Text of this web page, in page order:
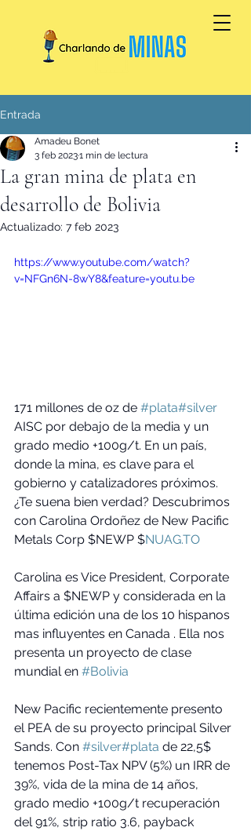
Entrada
La gran mina de plata en
desarrollo de Bolivia
Amadeu Bonet
3 feb 20231 min de lectura
Actualizado: 7 feb 2023
https://www.youtube.com/watch?
v=NFGn6N-8wY8&feature=youtu.be
171 millones de oz de #plata#silver
AISC por debajo de la media y un
grado medio +100g/t. En un país,
donde la mina, es clave para el
gobierno y catalizadores próximos.
¿Te suena bien verdad? Descubrimos
con Carolina Ordoñez de New Pacific
Metals Corp $NEWP $NUAG.TO
Carolina es Vice President, Corporate
Affairs a $NEWP y considerada en la
última edición una de los 10 hispanos
mas influyentes en Canada . Ella nos
presenta un proyecto de clase
mundial en #Bolivia
New Pacific recientemente presento
el PEA de su proyecto principal Silver
Sands. Con #silver#plata de 22,5$
tenemos Post-Tax NPV (5%) un IRR de
39%, vida de la mina de 14 años,
grado medio +100g/t recuperación
del 91%, strip ratio 3.6, payback